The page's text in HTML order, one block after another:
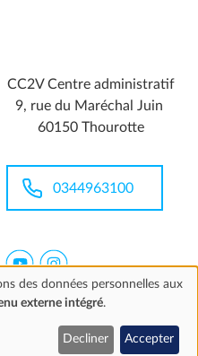
CC2V Centre administratif
9, rue du Maréchal Juin
60150 Thourotte
0344963100
Accessibilité
Marchés publics
des données personnelles aux
externe intégré.
Decliner Accepter